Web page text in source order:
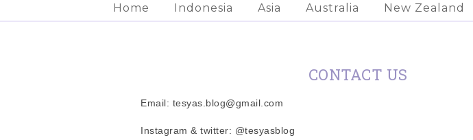
Home Indonesia Asia Australia New Zealand
CONTACT US
Email: tesyas.blog@gmail.com
Instagram & twitter: @tesyasblog